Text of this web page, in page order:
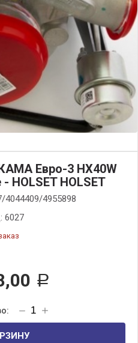
Евро-3 НХ40W
HOLSET HOLSET
4044409/4955898
6027
Р